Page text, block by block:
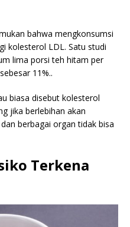
bahwa mengkonsumsi
kolesterol LDL. Satu studi
lima porsi teh hitam per
11%..
biasa disebut kolesterol
jika berlebihan akan
berbagai organ tidak bisa
Terkena